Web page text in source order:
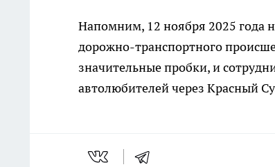
Напомним, 12 ноября 2025 года
дорожно-транспортного
значительные пробки, и
автолюбителей через Красный